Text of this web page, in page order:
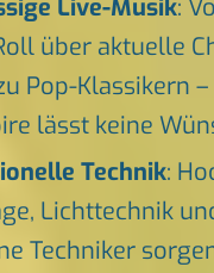
Live-Musik:
über aktuelle
Pop-Klassikern
lässt keine
Technik:
Lichttechnik
Techniker